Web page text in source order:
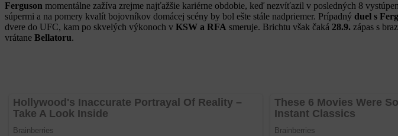
Ferguson momentálne zažíva zrejme najťažšie kariérne obdobie, keď nezvíťazil v posledných 8
súpermi a na pomery kvalít bojovníkov domácej scény by bol ešte stále nadpriemer. Prípadný duel s
dvere do UFC, kam po skvelých výkonoch v KSW a RFA smeruje. Brichtu však čaká 28.9. zápas s
vrátane Bellatoru.